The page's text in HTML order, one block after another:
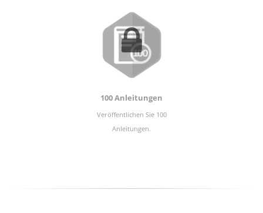
100 Anleitungen
Veröffentlichen Sie 100
Anleitungen.